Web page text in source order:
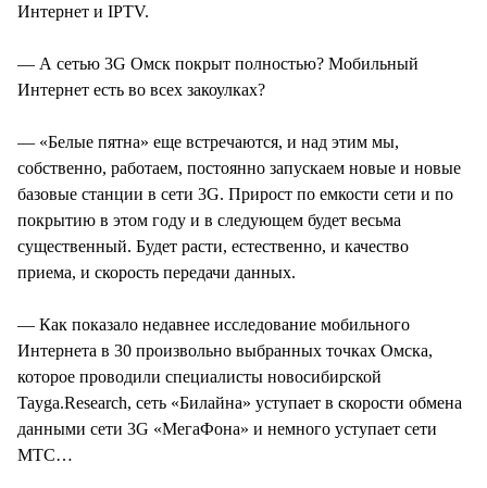
Интернет и IPTV.
— А сетью 3G Омск покрыт полностью? Мобильный
Интернет есть во всех закоулках?
— «Белые пятна» еще встречаются, и над этим мы,
собственно, работаем, постоянно запускаем новые и новые
базовые станции в сети 3G. Прирост по емкости сети и по
покрытию в этом году и в следующем будет весьма
существенный. Будет расти, естественно, и качество
приема, и скорость передачи данных.
— Как показало недавнее исследование мобильного
Интернета в 30 произвольно выбранных точках Омска,
которое проводили специалисты новосибирской
Tayga.Research, сеть «Билайна» уступает в скорости обмена
данными сети 3G «МегаФона» и немного уступает сети
МТС…